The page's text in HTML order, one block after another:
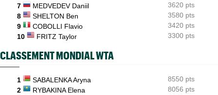
7
MEDVEDEV Daniil
3620 pts
8
SHELTON Ben
3580 pts
9
COBOLLI Flavio
3420 pts
10
FRITZ Taylor 3300 pts
CLASSEMENT MONDIAL WTA
1 SABALENKA Aryna
8550 pts
2
RYBAKINA Elena
8056 pts